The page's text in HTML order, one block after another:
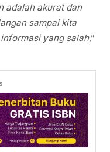
adalah akurat dan
sampai kita
yang salah,”